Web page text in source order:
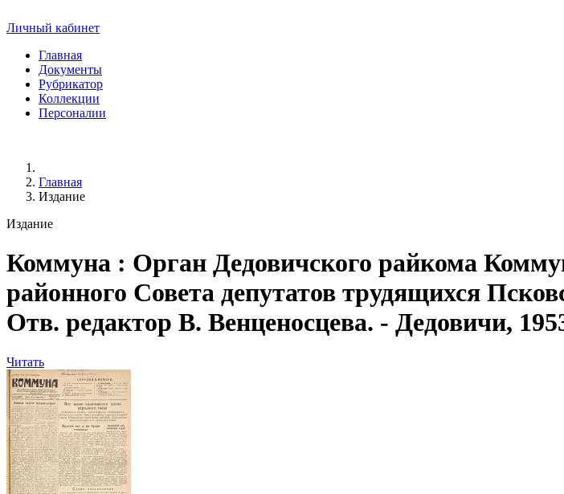
Личный кабинет
Главная
Документы
Рубрикатор
Коллекции
Персоналии
Главная
Издание
Издание
Коммуна : Орган Дедовичского райкома
районного Совета депутатов трудящихся
Отв. редактор В. Венценосцева. - Дедовичи,
Читать